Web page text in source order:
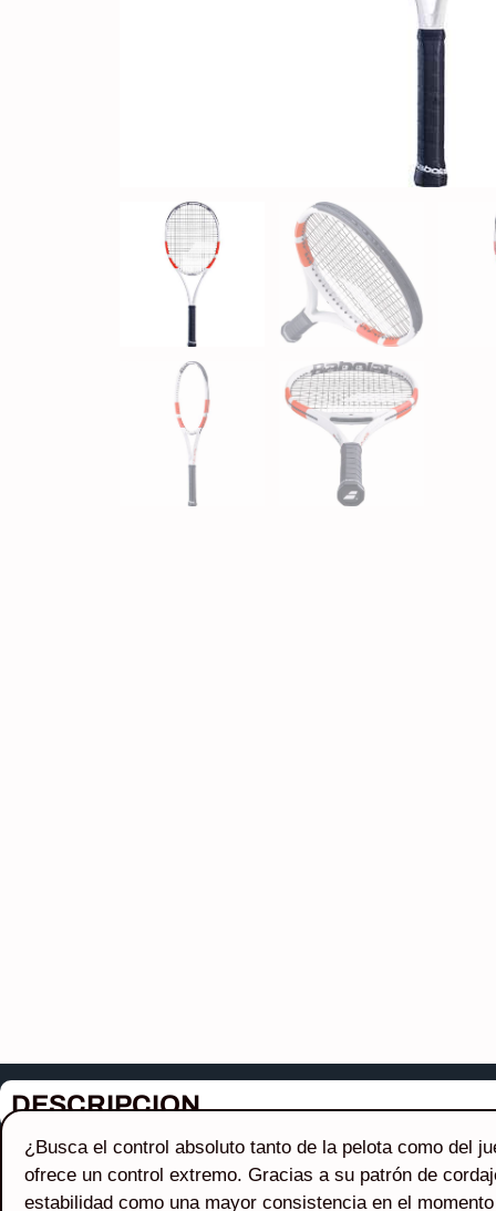
DESCRIPCION
¿Busca el control absoluto tanto de la pelota como del
ofrece un control extremo. Gracias a su patrón de
estabilidad como una mayor consistencia en el